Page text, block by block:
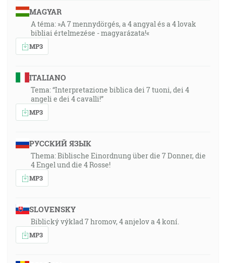
MAGYAR
A téma: »A 7 mennydörgés, a 4 angyal és a 4 lovak
bibliai értelmezése - magyarázata!«
MP3
ITALIANO
Tema: “Interpretazione biblica dei 7 tuoni, dei 4
angeli e dei 4 cavalli!”
MP3
РУССКИЙ ЯЗЫК
Thema: Biblische Einordnung über die 7 Donner, die
4 Engel und die 4 Rosse!
MP3
SLOVENSKY
Biblický výklad 7 hromov, 4 anjelov a 4 koní.
MP3